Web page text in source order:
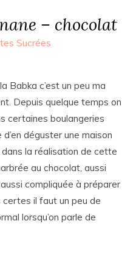
– chocolat
Sucrées
Babka c’est un peu ma
Depuis quelque temps on
certaines boulangeries
déguster une maison
la réalisation de cette
au chocolat, aussi
compliquée à préparer
certes il faut un peu de
lorsqu’on parle de